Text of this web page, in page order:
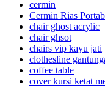
cermin
Cermin Rias
chair ghost acrylic
chair ghsot
chairs vip kayu jati
clothesline
coffee table
cover kursi ketat